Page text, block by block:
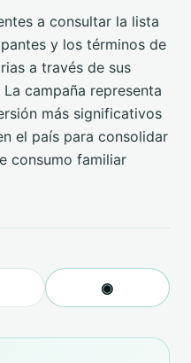
a consultar la lista
y los términos de
a través de sus
campaña representa
más significativos
el país para consolidar
consumo familiar
◉